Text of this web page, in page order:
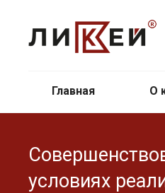
Главная О
условиях